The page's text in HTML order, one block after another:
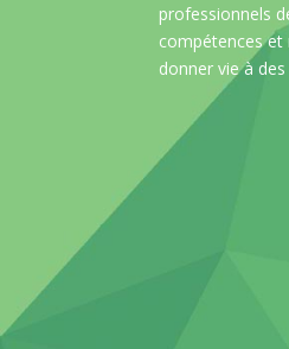
professionnels
compétences et
donner vie à